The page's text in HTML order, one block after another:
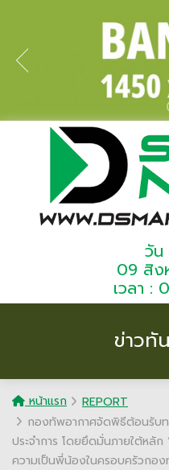
วัน
09 สิง
เวลา :
ข่าวทั
หน้าแรก
REPORT
กองทัพอากาศจัดพิธีต้อนรับ
ประจำการ โดยยึดมั่นภายใต้หลั
ความเป็นพี่น้องในครอบครัวกอง